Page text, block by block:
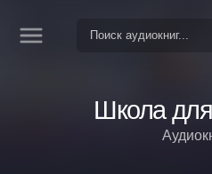
Школа